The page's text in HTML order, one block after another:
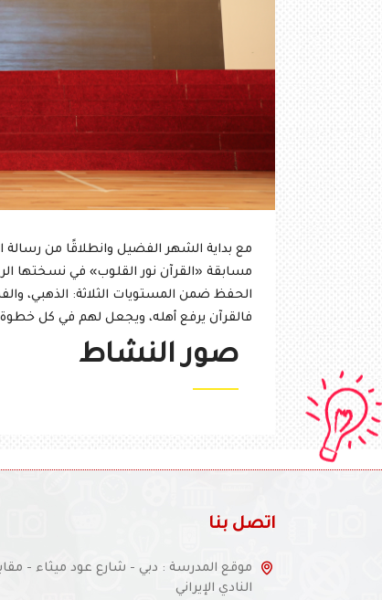
مع بداية الشهر الفضيل وانطلاقًا من رسالة
مسابقة «القرآن نور القلوب» في نسختها
الحفظ ضمن المستويات الثلاثة: الذهبي،
فالقرآن يرفع أهله، ويجعل لهم في كل خطوة
صور النشاط
اتصل بنا
موقع المدرسة : دبي - شارع عود ميثاء -
النادي الإيراني